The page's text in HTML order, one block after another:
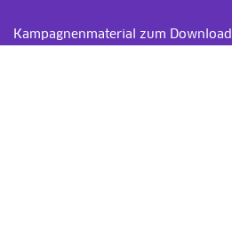
Kampagnenmaterial zum Download